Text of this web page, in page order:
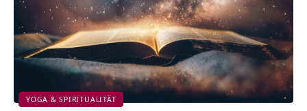
YOGA & SPIRITUALITÄT